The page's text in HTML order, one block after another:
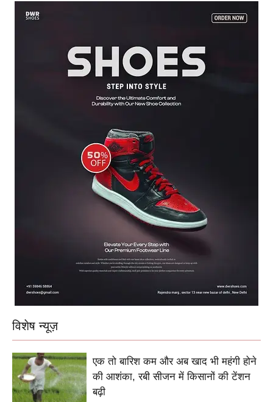
विशेष न्यूज़
एक तो बारिश कम और अब खाद भी महंगी होने
की आशंका, रबी सीजन में किसानों की टेंशन
बढ़ी